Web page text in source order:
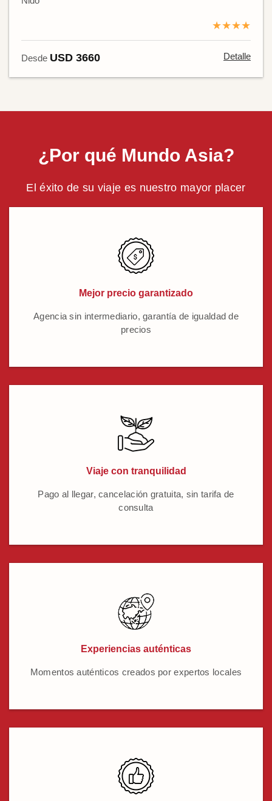
★★★★
Desde USD 3660 Detalle
¿Por qué Mundo Asia?
El éxito de su viaje es nuestro mayor placer
Mejor precio garantizado
Agencia sin intermediario, garantía de igualdad de
precios
Viaje con tranquilidad
Pago al llegar, cancelación gratuita, sin tarifa de
consulta
Experiencias auténticas
Momentos auténticos creados por expertos locales